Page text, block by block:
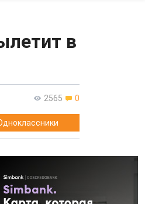
в
2565 0